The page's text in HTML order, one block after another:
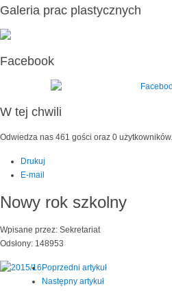
Galeria prac plastycznych
Facebook
W tej chwili
Odwiedza nas 461 gości oraz 0 użytkowników.
Drukuj
E-mail
Nowy rok szkolny
Wpisane przez: Sekretariat
Odsłony: 148953
Poprzedni artykuł
Następny artykuł